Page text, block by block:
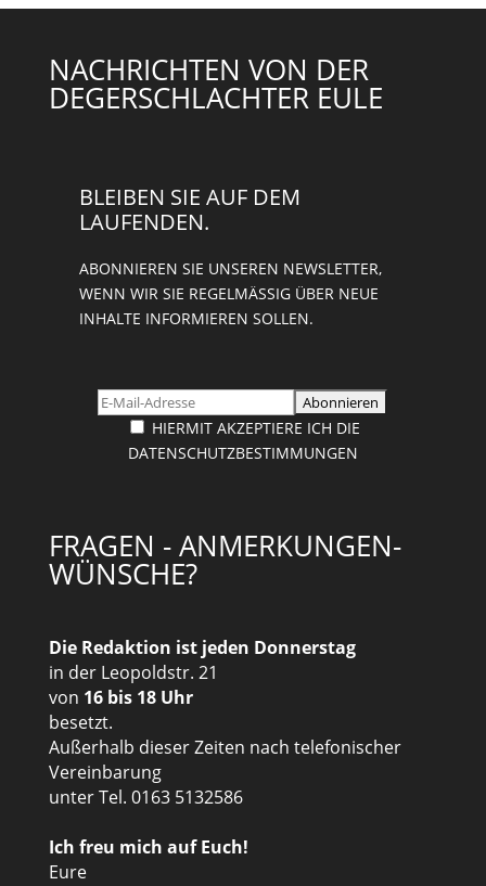
NACHRICHTEN VON DER
DEGERSCHLACHTER EULE
BLEIBEN SIE AUF DEM
LAUFENDEN.
ABONNIEREN SIE UNSEREN NEWSLETTER,
WENN WIR SIE REGELMÄSSIG ÜBER NEUE I
NHALTE INFORMIEREN SOLLEN.
HIERMIT AKZEPTIERE ICH DIE
DATENSCHUTZBESTIMMUNGEN
FRAGEN - ANMERKUNGEN-
WÜNSCHE?
Die Redaktion ist jeden Donnerstag
in der Leopoldstr. 21
von 16 bis 18 Uhr
besetzt.
Außerhalb dieser Zeiten nach telefonischer
Vereinbarung
unter Tel. 0163 5132586
Ich freu mich auf Euch!
Eure